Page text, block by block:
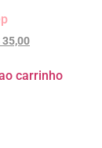
35,00
carrinho